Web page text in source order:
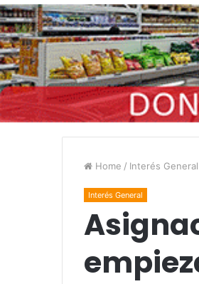
Home / Interés General
Interés General